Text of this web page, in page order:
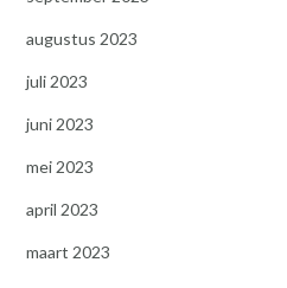
augustus 2023
juli 2023
juni 2023
mei 2023
april 2023
maart 2023